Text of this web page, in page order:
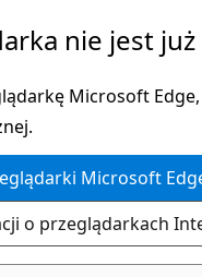
nie jest
Microsoft
Microsoft
o przeglądarkach